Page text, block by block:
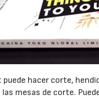
puede hacer corte,
mesas de corte.